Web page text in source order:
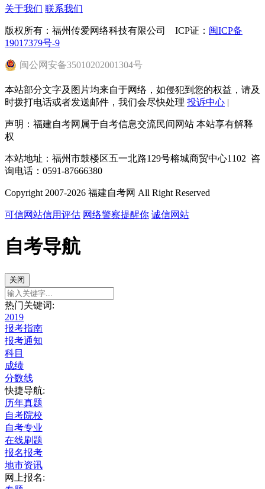
关于我们 联系我们
版权所有：福州传爱网络科技有限公司 ICP证： 闽ICP备
19017379号-9
闽公网安备35010202001304号
本站部分文字及图片均来自于网络，如侵犯到您的权益，请及
时拨打电话或者发送邮件，我们会尽快处理 投诉中心 |
声明：福建自考网属于自考信息交流民间网站 本站享有解释
权
本站地址：福州市鼓楼区五一北路129号榕城商贸中心1102 咨
询电话：0591-87666380
Copyright 2007-2026 福建自考网 All Right Reserved
可信网站信用评估 网络警察提醒你 诚信网站
自考导航
关闭
热门关键词:
2019
报考指南
报考通知
科目
成绩
分数线
快捷导航:
历年真题
自考院校
自考专业
在线刷题
报名报考
地市资讯
网上报名: